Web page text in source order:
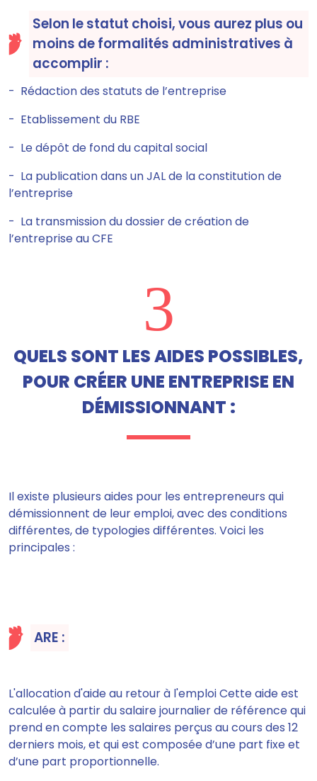
Selon le statut choisi, vous aurez plus ou
moins de formalités administratives à
accomplir :
- Rédaction des statuts de l’entreprise
- Etablissement du RBE
- Le dépôt de fond du capital social
- La publication dans un JAL de la constitution de
l’entreprise
- La transmission du dossier de création de
l’entreprise au CFE
3
QUELS SONT LES AIDES POSSIBLES,
POUR CRÉER UNE ENTREPRISE EN
DÉMISSIONNANT :
Il existe plusieurs aides pour les entrepreneurs qui
démissionnent de leur emploi, avec des conditions
différentes, de typologies différentes. Voici les
principales :
ARE :
L'allocation d'aide au retour à l'emploi Cette aideest
calculée à partir du salaire journalier de référencequi
prend en compte les salaires perçus au cours des 12
derniers mois, et quiest composée d’une part fixe et
d’une part proportionnelle.